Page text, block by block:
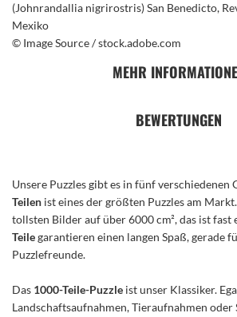
(Johnrandallia nigrirostris) San Benedicto,
Mexiko
© Image Source / stock.adobe.com
MEHR
BEWERTUNGEN
Unsere Puzzles gibt es in fünf verschiedenen
Teilen ist eines der größten Puzzles am
tollsten Bilder auf über 6000 cm², das ist
Teilegarantieren einen langen Spaß, gerade
Puzzlefreunde.
Das 1000-Teile-Puzzle ist unser Klassiker.
Landschaftsaufnahmen, Tieraufnahmen oder